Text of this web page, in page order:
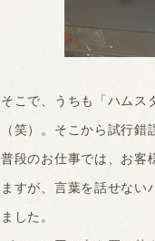
そこで、うちも「ハムス
（笑）。そこから試行錯
普段のお仕事では、お客
ますが、言葉を話せない
ました。